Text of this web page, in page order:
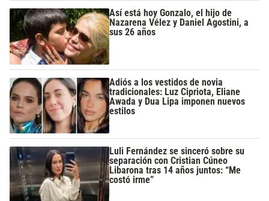
Así está hoy Gonzalo, el hijo de
Nazarena Vélez y Daniel Agostini, a
sus 26 años
Adiós a los vestidos de novia
tradicionales: Luz Cipriota, Eliane
Awada y Dua Lipa imponen nuevos
estilos
Luli Fernández se sinceró sobre su
separación con Cristian Cúneo
Libarona tras 14 años juntos: “Me
costó irme”